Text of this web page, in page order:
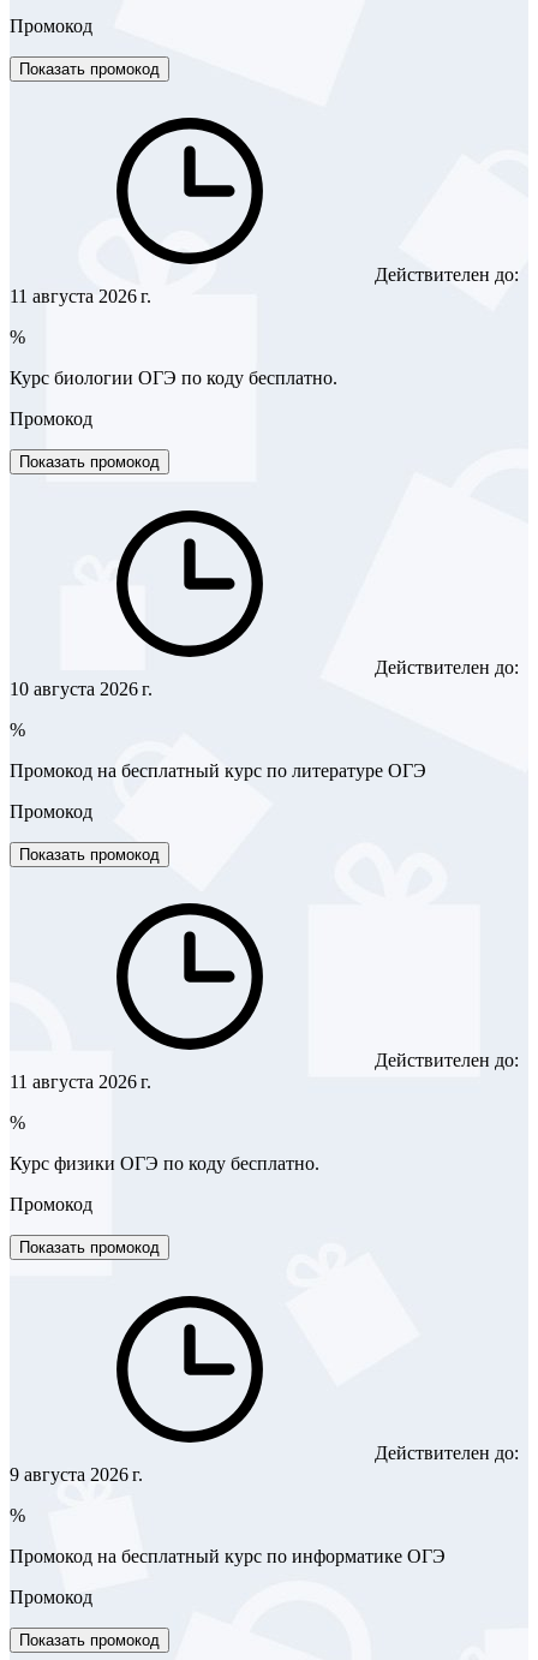
Промокод
Показать промокод
Действителен до:
11 августа 2026 г.
%
Курс биологии ОГЭ по коду бесплатно.
Промокод
Показать промокод
Действителен до:
10 августа 2026 г.
%
Промокод на бесплатный курс по литературе ОГЭ
Промокод
Показать промокод
Действителен до:
11 августа 2026 г.
%
Курс физики ОГЭ по коду бесплатно.
Промокод
Показать промокод
Действителен до:
9 августа 2026 г.
%
Промокод на бесплатный курс по информатике ОГЭ
Промокод
Показать промокод